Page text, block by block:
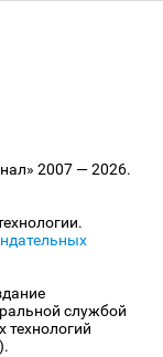
2007 — 2026.
службой
технологий